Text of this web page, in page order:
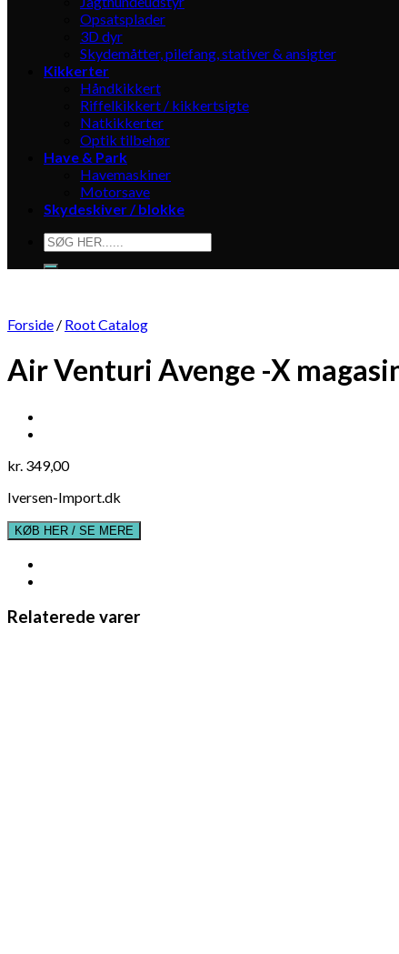
Opsatsplader
3D dyr
Skydemåtter, pilefang, stativer & ansigter
Kikkerter
Håndkikkert
Riffelkikkert / kikkertsigte
Natkikkerter
Optik tilbehør
Have & Park
Havemaskiner
Motorsave
Skydeskiver / blokke
Søg
efter:
Forside / Root Catalog
Air Venturi Avenge -X
kr. 349,00
Iversen-Import.dk
KØB HER / SE MERE
Relaterede varer